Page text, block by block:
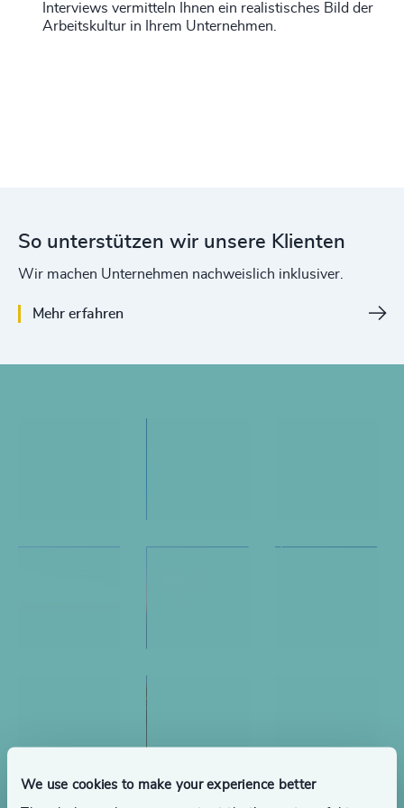
We use cookies to make your experience better
Interviews vermitteln Ihnen ein realistisches Bild der
Arbeitskultur in Ihrem Unternehmen.
So unterstützen wir unsere Klienten
Wir machen Unternehmen nachweislich inklusiver.
Mehr erfahren